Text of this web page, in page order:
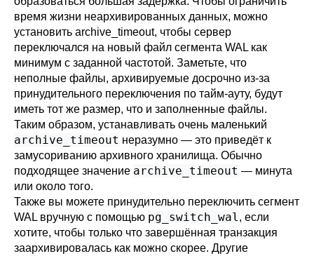
время жизни неархивированных данных, можно
установить archive_timeout, чтобы сервер
переключался на новый файл сегмента WAL как
минимум с заданной частотой. Заметьте, что
неполные файлы, архивируемые досрочно из-за
принудительного переключения по тайм-ауту, будут
иметь тот же размер, что и заполненные файлы.
Таким образом, устанавливать очень маленький
archive_timeout неразумно — это приведёт к
замусориванию архивного хранилища. Обычно
подходящее значение archive_timeout — минута
или около того.
Также вы можете принудительно переключить сегмент
WAL вручную с помощью pg_switch_wal, если
хотите, чтобы только что завершённая транзакция
заархивировалась как можно скорее. Другие